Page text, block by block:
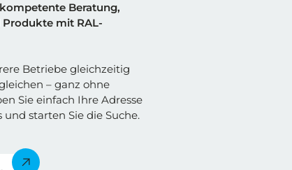
Beratung,
mit RAL-
Betriebe gleichzeitig
– ganz ohne
Sie einfach Ihre Adresse
starten Sie die Suche.